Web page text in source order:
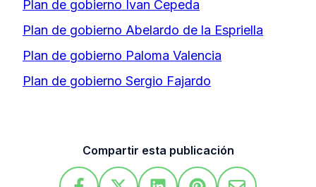
Plan de gobierno Ivan Cepeda
Plan de gobierno Abelardo de la Espriella
Plan de gobierno Paloma Valencia
Plan de gobierno Sergio Fajardo
Compartir esta publicación